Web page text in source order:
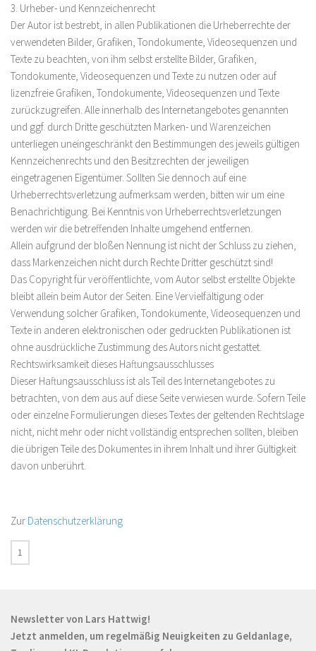
3. Urheber- und Kennzeichenrecht
Der Autor ist bestrebt, in allen Publikationen die Urheberrechte der
verwendeten Bilder, Grafiken, Tondokumente, Videosequenzen und
Texte zu beachten, von ihm selbst erstellte Bilder, Grafiken,
Tondokumente, Videosequenzen und Texte zu nutzen oder auf
lizenzfreie Grafiken, Tondokumente, Videosequenzen und Texte
zurückzugreifen. Alle innerhalb des Internetangebotes genannten
und ggf. durch Dritte geschützten Marken- und Warenzeichen
unterliegen uneingeschränkt den Bestimmungen des jeweils gültigen
Kennzeichenrechts und den Besitzrechten der jeweiligen
eingetragenen Eigentümer. Sollten Sie dennoch auf eine
Urheberrechtsverletzung aufmerksam werden, bitten wir um eine
Benachrichtigung. Bei Kenntnis von Urheberrechtsverletzungen
werden wir die betreffenden Inhalte umgehend entfernen.
Allein aufgrund der bloßen Nennung ist nicht der Schluss zu ziehen,
dass Markenzeichen nicht durch Rechte Dritter geschützt sind!
Das Copyright für veröffentlichte, vom Autor selbst erstellte Objekte
bleibt allein beim Autor der Seiten. Eine Vervielfältigung oder
Verwendung solcher Grafiken, Tondokumente, Videosequenzen und
Texte in anderen elektronischen oder gedruckten Publikationen ist
ohne ausdrückliche Zustimmung des Autors nicht gestattet.
Rechtswirksamkeit dieses Haftungsausschlusses
Dieser Haftungsausschluss ist als Teil des Internetangebotes zu
betrachten, von dem aus auf diese Seite verwiesen wurde. Sofern Teile
oder einzelne Formulierungen dieses Textes der geltenden Rechtslage
nicht, nicht mehr oder nicht vollständig entsprechen sollten, bleiben
die übrigen Teile des Dokumentes in ihrem Inhalt und ihrer Gültigkeit
davon unberührt.
Zur Datenschutzerklärung
Newsletter von Lars Hattwig!
Jetzt anmelden, um regelmäßig Neuigkeiten zu Geldanlage,